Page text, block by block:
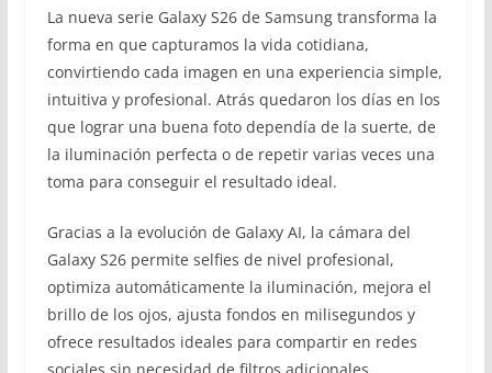
La nueva serie Galaxy S26 de Samsung transforma la
forma en que capturamos la vida cotidiana,
convirtiendo cada imagen en una experiencia simple,
intuitiva y profesional. Atrás quedaron los días en los
que lograr una buena foto dependía de la suerte, de
la iluminación perfecta o de repetir varias veces una
toma para conseguir el resultado ideal.
Gracias a la evolución de Galaxy AI, la cámara del
Galaxy S26 permite selfies de nivel profesional,
optimiza automáticamente la iluminación, mejora el
brillo de los ojos, ajusta fondos en milisegundos y
ofrece resultados ideales para compartir en redes